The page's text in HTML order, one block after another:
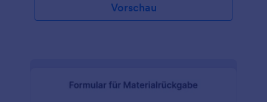
Vorschau